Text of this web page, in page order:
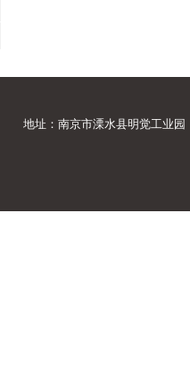
地址：南京市溧水县明觉工业园